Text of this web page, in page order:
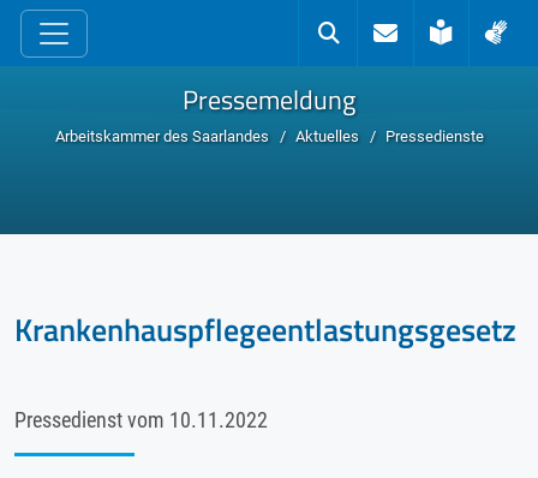
zum Inhalt
SucheKontakt
Leichte
Pressemeldung
Arbeitskammer des Saarlandes Aktuelles Pressedienste
Krankenhauspflegeentlastungsgesetz
Pressedienst vom 10.11.2022